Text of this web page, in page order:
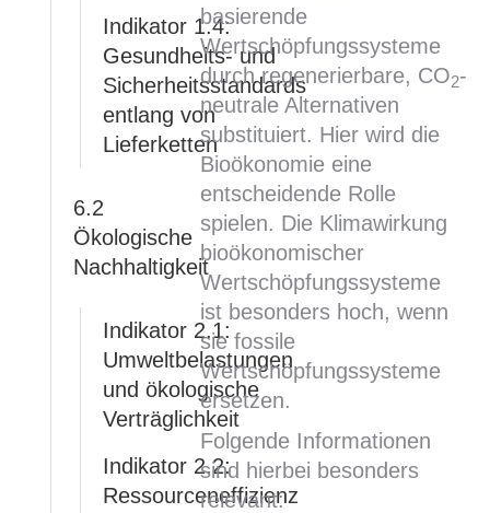
Indikator 1.4:
Gesundheits- und
Sicherheitsstandards
entlang von
Lieferketten
6.2
Ökologische
Nachhaltigkeit
Indikator 2.1:
Umweltbelastungen
und ökologische
Verträglichkeit
Indikator 2.2:
Ressourceneffizienz
basierende
Wertschöpfungssysteme
durch regenerierbare, CO2-
neutrale Alternativen
substituiert. Hier wird die
Bioökonomie eine
entscheidende Rolle
spielen. Die Klimawirkung
bioökonomischer
Wertschöpfungssysteme
ist besonders hoch, wenn
sie fossile
Wertschöpfungssysteme
ersetzen.
Folgende Informationen
sind hierbei besonders
relevant: